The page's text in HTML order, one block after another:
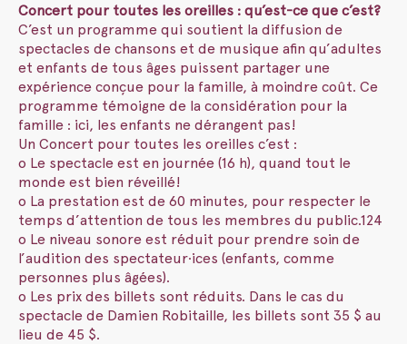
Concert pour toutes les oreilles : qu’est-ce que c’est?
C’est un programme qui soutient la diffusion de
spectacles de chansons et de musique afin qu’adultes
et enfants de tous âges puissent partager une
expérience conçue pour la famille, à moindre coût. Ce
programme témoigne de la considération pour la
famille : ici, les enfants ne dérangent pas!
Un Concert pour toutes les oreilles c’est :
o Le spectacle est en journée (16 h), quand tout le
monde est bien réveillé!
o La prestation est de 60 minutes, pour respecter le
temps d’attention de tous les membres du public.124
o Le niveau sonore est réduit pour prendre soin de
l’audition des spectateur·ices (enfants, comme
personnes plus âgées).
o Les prix des billets sont réduits. Dans le cas du
spectacle de Damien Robitaille, les billets sont 35 $ au
lieu de 45 $.